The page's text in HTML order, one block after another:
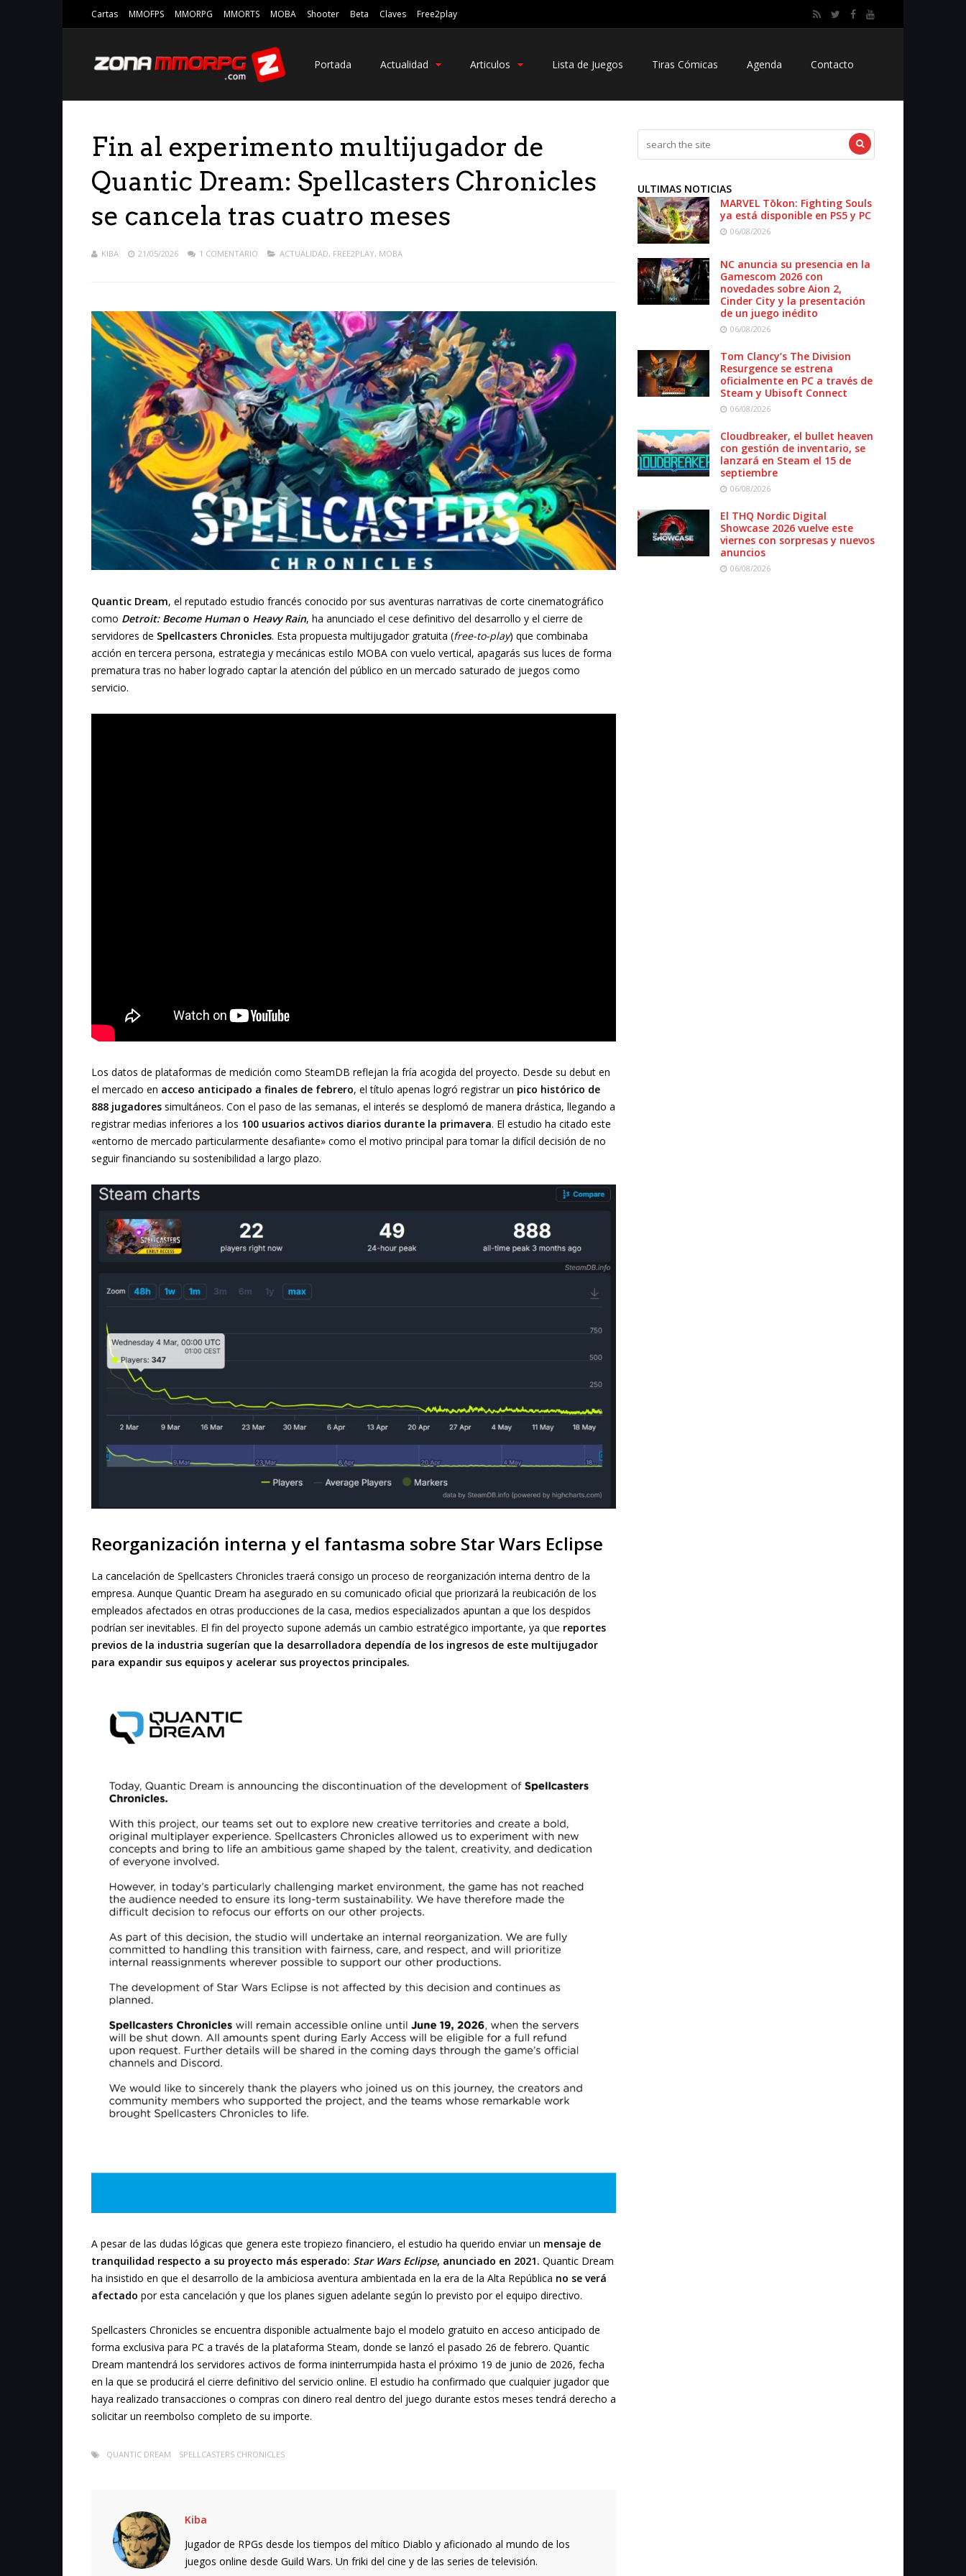
Cartas MMOFPS MMORPG MMORTS MOBA Shooter Beta Claves Free2play
Portada Actualidad Articulos Lista de Juegos Tiras Cómicas Agenda Contacto
Fin al experimento multijugador de
Quantic Dream: Spellcasters Chronicles
se cancela tras cuatro meses
KIBA 21/05/2026 1 COMENTARIO ACTUALIDAD, FREE2PLAY, MOBA
Quantic Dream, el reputado estudio francés conocido por sus aventuras narrativas de corte cinematográfico
como Detroit: Become Human o Heavy Rain, ha anunciado el cese definitivo del desarrollo y el cierre de
servidores de Spellcasters Chronicles. Esta propuesta multijugador gratuita (free-to-play) que combinaba
acción en tercera persona, estrategia y mecánicas estilo MOBA con vuelo vertical, apagarás sus luces de forma
prematura tras no haber logrado captar la atención del público en un mercado saturado de juegos como
servicio.
Los datos de plataformas de medición como SteamDB reflejan la fría acogida del proyecto. Desde su debut en
el mercado en acceso anticipado a finales de febrero, el título apenas logró registrar un pico histórico de
888 jugadores simultáneos. Con el paso de las semanas, el interés se desplomó de manera drástica, llegando a
registrar medias inferiores a los 100 usuarios activos diarios durante la primavera. El estudio ha citado este
«entorno de mercado particularmente desafiante» como el motivo principal para tomar la difícil decisión de no
seguir financiando su sostenibilidad a largo plazo.
Reorganización interna y el fantasma sobre Star Wars Eclipse
La cancelación de Spellcasters Chronicles traerá consigo un proceso de reorganización interna dentro de la
empresa. Aunque Quantic Dream ha asegurado en su comunicado oficial que priorizará la reubicación de los
empleados afectados en otras producciones de la casa, medios especializados apuntan a que los despidos
podrían ser inevitables. El fin del proyecto supone además un cambio estratégico importante, ya que reportes
previos de la industria sugerían que la desarrolladora dependía de los ingresos de este multijugador
para expandir sus equipos y acelerar sus proyectos principales.
A pesar de las dudas lógicas que genera este tropiezo financiero, el estudio ha querido enviar un mensaje de
tranquilidad respecto a su proyecto más esperado: Star Wars Eclipse, anunciado en 2021. Quantic Dream
ha insistido en que el desarrollo de la ambiciosa aventura ambientada en la era de la Alta República no se verá
afectado por esta cancelación y que los planes siguen adelante según lo previsto por el equipo directivo.
Spellcasters Chronicles se encuentra disponible actualmente bajo el modelo gratuito en acceso anticipado de
forma exclusiva para PC a través de la plataforma Steam, donde se lanzó el pasado 26 de febrero. Quantic
Dream mantendrá los servidores activos de forma ininterrumpida hasta el próximo 19 de junio de 2026, fecha
en la que se producirá el cierre definitivo del servicio online. El estudio ha confirmado que cualquier jugador que
haya realizado transacciones o compras con dinero real dentro del juego durante estos meses tendrá derecho a
solicitar un reembolso completo de su importe.
QUANTIC DREAM SPELLCASTERS CHRONICLES
Kiba
Jugador de RPGs desde los tiempos del mítico Diablo y aficionado al mundo de los
juegos online desde Guild Wars. Un friki del cine y de las series de televisión.
ULTIMAS NOTICIAS
MARVEL Tōkon: Fighting Souls
ya está disponible en PS5 y PC
06/08/2026
NC anuncia su presencia en la
Gamescom 2026 con
novedades sobre Aion 2,
Cinder City y la presentación
de un juego inédito
06/08/2026
Tom Clancy’s The Division
Resurgence se estrena
oficialmente en PC a través de
Steam y Ubisoft Connect
06/08/2026
Cloudbreaker, el bullet heaven
con gestión de inventario, se
lanzará en Steam el 15 de
septiembre
06/08/2026
El THQ Nordic Digital
Showcase 2026 vuelve este
viernes con sorpresas y nuevos
anuncios
06/08/2026